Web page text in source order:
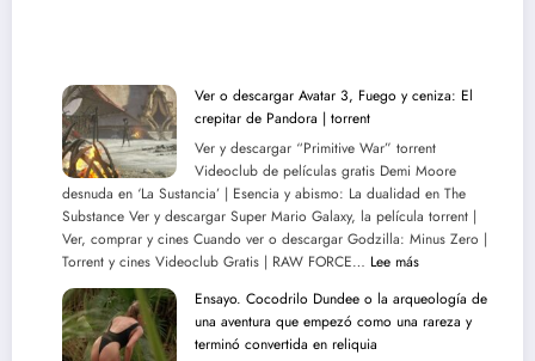
Ver o descargar Avatar 3, Fuego y ceniza: El
crepitar de Pandora | torrent
Ver y descargar “Primitive War” torrent
Videoclub de películas gratis Demi Moore
desnuda en ‘La Sustancia’ | Esencia y abismo: La dualidad en The
Substance Ver y descargar Super Mario Galaxy, la película torrent |
Ver, comprar y cines Cuando ver o descargar Godzilla: Minus Zero |
Torrent y cines Videoclub Gratis | RAW FORCE… Lee más:
o
descargar
Ensayo. Cocodrilo Dundee o la arqueología de
una aventura que empezó como una rareza y
terminó convertida en reliquia